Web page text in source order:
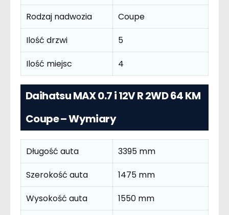
Rodzaj nadwozia
Coupe
Ilość drzwi
5
Ilość miejsc
4
Daihatsu MAX 0.7 i 12V R 2WD 64 KM
Coupe – Wymiary
Długość auta
3395 mm
Szerokość auta
1475 mm
Wysokość auta
1550 mm